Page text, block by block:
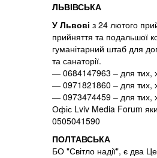
ЛЬВІВСЬКА
У Львові з 24 лютого
прийняття та подальшої
гуманітарний штаб для
та санаторії.
— 0684147963 – для тих,
— 0971821860 – для тих,
— 0973474459 – для тих,
Офіс Lviv Media Forum
0505041590
ПОЛТАВСЬКА
БО "Світло надії", є два